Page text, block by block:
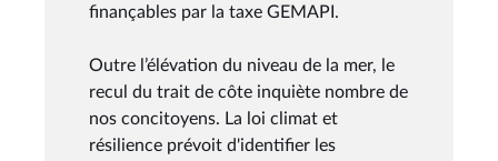
finançables par la taxe GEMAPI.
Outre l’élévation du niveau de la mer, le
recul du trait de côte inquiète nombre de
nos concitoyens. La loi climat et
résilience prévoit d'identifier les